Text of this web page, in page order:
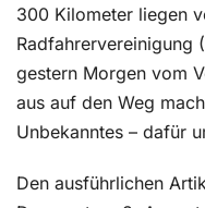
300 Kilometer liegen
Radfahrervereinigung
gestern Morgen vom
aus auf den Weg
Unbekanntes – dafür
Den ausführlichen